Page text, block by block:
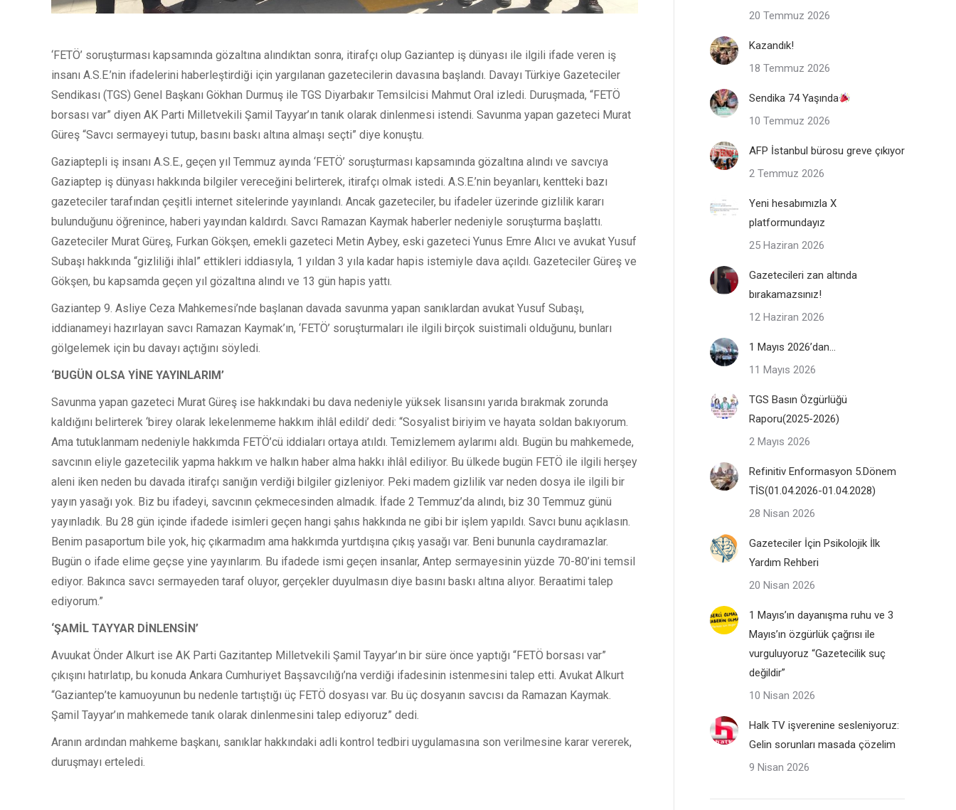
‘FETÖ’ soruşturması kapsamında gözaltına alındıktan sonra, itirafçı olup Gaziantep iş dünyası ile ilgili ifade veren iş
insanı A.S.E.’nin ifadelerini haberleştirdiği için yargılanan gazetecilerin davasına başlandı. Davayı Türkiye Gazeteciler
Sendikası (TGS) Genel Başkanı Gökhan Durmuş ile TGS Diyarbakır Temsilcisi Mahmut Oral izledi. Duruşmada, “FETÖ
borsası var” diyen AK Parti Milletvekili Şamil Tayyar’ın tanık olarak dinlenmesi istendi. Savunma yapan gazeteci Murat
Güreş “Savcı sermayeyi tutup, basını baskı altına almaşı seçti” diye konuştu.
Gaziaptepli iş insanı A.S.E., geçen yıl Temmuz ayında ‘FETÖ’ soruşturması kapsamında gözaltına alındı ve savcıya
Gaziaptep iş dünyası hakkında bilgiler vereceğini belirterek, itirafçı olmak istedi. A.S.E.’nin beyanları, kentteki bazı
gazeteciler tarafından çeşitli internet sitelerinde yayınlandı. Ancak gazeteciler, bu ifadeler üzerinde gizlilik kararı
bulunduğunu öğrenince, haberi yayından kaldırdı. Savcı Ramazan Kaymak haberler nedeniyle soruşturma başlattı.
Gazeteciler Murat Güreş, Furkan Gökşen, emekli gazeteci Metin Aybey, eski gazeteci Yunus Emre Alıcı ve avukat Yusuf
Subaşı hakkında “gizliliği ihlal” ettikleri iddiasıyla, 1 yıldan 3 yıla kadar hapis istemiyle dava açıldı. Gazeteciler Güreş ve
Gökşen, bu kapsamda geçen yıl gözaltına alındı ve 13 gün hapis yattı.
Gaziantep 9. Asliye Ceza Mahkemesi’nde başlanan davada savunma yapan sanıklardan avukat Yusuf Subaşı,
iddianameyi hazırlayan savcı Ramazan Kaymak’ın, ‘FETÖ’ soruşturmaları ile ilgili birçok suistimali olduğunu, bunları
gölgelemek için bu davayı açtığını söyledi.
‘BUGÜN OLSA YİNE YAYINLARIM’
Savunma yapan gazeteci Murat Güreş ise hakkındaki bu dava nedeniyle yüksek lisansını yarıda bırakmak zorunda
kaldığını belirterek ‘birey olarak lekelenmeme hakkım ihlâl edildi’ dedi: “Sosyalist biriyim ve hayata soldan bakıyorum.
Ama tutuklanmam nedeniyle hakkımda FETÖ’cü iddiaları ortaya atıldı. Temizlemem aylarımı aldı. Bugün bu mahkemede,
savcının eliyle gazetecilik yapma hakkım ve halkın haber alma hakkı ihlâl ediliyor. Bu ülkede bugün FETÖ ile ilgili herşey
aleni iken neden bu davada itirafçı sanığın verdiği bilgiler gizleniyor. Peki madem gizlilik var neden dosya ile ilgili bir
yayın yasağı yok. Biz bu ifadeyi, savcının çekmecesinden almadık. İfade 2 Temmuz’da alındı, biz 30 Temmuz günü
yayınladık. Bu 28 gün içinde ifadede isimleri geçen hangi şahıs hakkında ne gibi bir işlem yapıldı. Savcı bunu açıklasın.
Benim pasaportum bile yok, hiç çıkarmadım ama hakkımda yurtdışına çıkış yasağı var. Beni bununla caydıramazlar.
Bugün o ifade elime geçse yine yayınlarım. Bu ifadede ismi geçen insanlar, Antep sermayesinin yüzde 70-80’ini temsil
ediyor. Bakınca savcı sermayeden taraf oluyor, gerçekler duyulmasın diye basını baskı altına alıyor. Beraatimi talep
ediyorum.”
‘ŞAMİL TAYYAR DİNLENSİN’
Avuukat Önder Alkurt ise AK Parti Gazitantep Milletvekili Şamil Tayyar’ın bir süre önce yaptığı “FETÖ borsası var”
çıkışını hatırlatıp, bu konuda Ankara Cumhuriyet Başsavcılığı’na verdiği ifadesinin istenmesini talep etti. Avukat Alkurt
“Gaziantep’te kamuoyunun bu nedenle tartıştığı üç FETÖ dosyası var. Bu üç dosyanın savcısı da Ramazan Kaymak.
Şamil Tayyar’ın mahkemede tanık olarak dinlenmesini talep ediyoruz” dedi.
Aranın ardından mahkeme başkanı, sanıklar hakkındaki adli kontrol tedbiri uygulamasına son verilmesine karar vererek,
duruşmayı erteledi.
20 Temmuz 2026
Kazandık!
18 Temmuz 2026
Sendika 74 Yaşında
10 Temmuz 2026
AFP İstanbul bürosu greve çıkıyor
2 Temmuz 2026
Yeni hesabımızla X
platformundayız
25 Haziran 2026
Gazetecileri zan altında
bırakamazsınız!
12 Haziran 2026
1 Mayıs 2026’dan…
11 Mayıs 2026
TGS Basın Özgürlüğü
Raporu(2025-2026)
2 Mayıs 2026
Refinitiv Enformasyon 5.Dönem
TİS(01.04.2026-01.04.2028)
28 Nisan 2026
Gazeteciler İçin Psikolojik İlk
Yardım Rehberi
20 Nisan 2026
1 Mayıs’ın dayanışma ruhu ve 3
Mayıs’ın özgürlük çağrısı ile
vurguluyoruz “Gazetecilik suç
değildir”
10 Nisan 2026
Halk TV işverenine sesleniyoruz:
Gelin sorunları masada çözelim
9 Nisan 2026